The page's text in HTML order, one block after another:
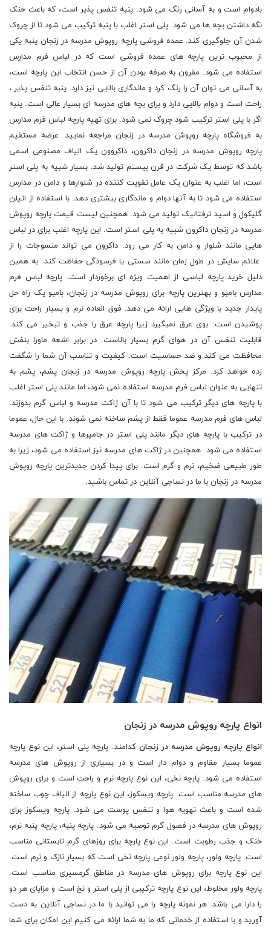
بادوام است و به آسانی رنگ می شود. پنبه تنفس پذیر است، که باعث خنک
نگه داشتن بچه ها می شود. پلی استر اغلب با پنبه ترکیب می شود تا از چروک
شدن آن جلوگیری کند. عمده فروشی پارچه روپوش مدرسه در زنجان پنبه یکی
از محبوب ترین پارچه های عمده فروشی است که در لباس فرم مدارس
استفاده می شود. مقرون به صرفه بودن آن از حسن انتخاب این پارچه است،
به آسانی می توان آن را رنگ کرد و ماندگاری بالایی نیز دارد. پنبه تنفس پذیر ،
راحت است و دوام بالایی دارد و برای بچه های مدرسه ای بسیار عالی است. پنبه
اگر با پلی استر ترکیب شود چروک نمی شود. برای تهیه پارچه لباس فرم مدارس
به فروشگاه پارچه روپوش مدرسه در زنجان مراجعه نمایید. عرضه مستقیم
پارچه روپوش مدرسه در زنجان داکرون، داکروون یک الیاف مصنوعی اسمی
باشد که توسط یک شرکت در قرن بیستم تولید شد. بسیار شبیه به پلی استر
است، اما اغلب به عنوان یک عامل تقویت کننده در شلوارها و دامن در مدارس
استفاده می شود تا به آنها دوام و ماندگاری بیشتری دهد. با استفاده از اتیلن
گلیکول و اسید ترفتالیک تولید می شود. همچنین لیست قیمت پارچه روپوش
مدرسه در زنجان داکرون شبیه به پلی استر است. این پارچه اغلب برای در لباس
هایی مانند شلوار و دامن به کار می رود. داکرون می تواند منسوجات را از
علائم سایش در طول زمان مانند سستی یا فرسودگی حفاظت کند. به همین
دلیل خرید پارچه لباسی از اهمیت ویژه ای برخوردار است. پارچه لباس فرم
مدارس بامبو و بهترین پارچه برای روپوش مدرسه در زنجان، بامبو یک راه حل
پایدار جدید با ویژگی هایی ارائه می دهد. فوق العاده نرم و بسیار راحت برای
پوشیدن است. بوی عرق نمیگیرد زیرا پارچه عرق را جذب و تبخیر می کند.
قابلیت تنفس آن در هوای گرم بسیار بالاست. در برابر اشعه ماورا بنفش
محافظت می کند و ضد حساسیت است. کیفیت و تناسب آن شما را شگفت
زده خواهد کرد. مرکز پخش پارچه روپوش مدرسه در زنجان پشم، پشم به
تنهایی به عنوان لباس فرم مدرسه استفاده نمی شود، اما مانند پلی استر اغلب
با پارچه های دیگر ترکیب می شود تا با آن ژاکت مدرسه و لباس گرم بدوزند.
لباس های فرم مدرسه عموما فقط از پشم ساخته نمی شوند. با این حال، عموما
در ترکیب با پارچه های دیگر مانند پلی استر در جامپرها و ژاکت های مدرسه
استفاده می شود. همچنین در ژاکت های مدرسه نیز استفاده می شود، زیرا به
طور طبیعی ضخیم، نرم و گرم است. برای پیدا کردن جدیدترین پارچه روپوش
مدرسه در زنجان با ما در نساجی آنلاین در تماس باشید.
انواع پارچه روپوش مدرسه در زنجان
انواع پارچه روپوش مدرسه در زنجانکدامند. پارچه پلی استر، این نوع پارچه
عموما بسیار مقاوم و دوام دار است و در بسیاری از روپوش های مدرسه
استفاده می شود. پارچه نخی، این نوع پارچه نرم و راحت است و برای روپوش
های مدرسه مناسب است. پارچه ویسکوز، این نوع پارچه از الیاف چوب ساخته
شده است و باعث تهویه هوا و تنفس پوست می شود. پارچه ویسکوز برای
روپوش های مدرسه در فصول گرم توصیه می شود. پارچه پنبه، پارچه پنبه نرم،
خنک و جذب رطوبت است. این نوع پارچه برای روزهای گرم تابستانی مناسب
است. پارچه ولور، پارچه ولور نوعی پارچه نخی است که بسیار نازک و نرم است.
این نوع پارچه برای روپوش های مدرسه در مناطق گرمسیری مناسب است.
پارچه ولور مخلوط، این نوع پارچه ترکیبی از پلی استر و نخ است و مزایای هر دو
را دارا می باشد. هر نمونه پارچه را می توانید با ما در نساجی آنلاین به دست
آورید و با استفاده از خدماتی که ما به شما ارائه می کنیم این امکان برای شما